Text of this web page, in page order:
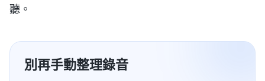
聽。
別再手動整理錄音